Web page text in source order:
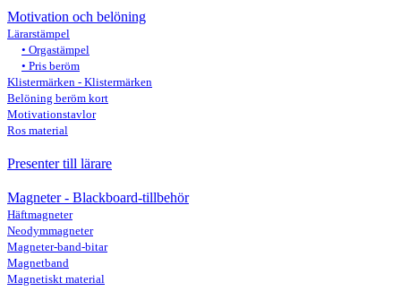
Motivation och belöning
Lärarstämpel
Orgastämpel
Pris beröm
Klistermärken - Klistermärken
Belöning beröm kort
Motivationstavlor
Ros material
Presenter till lärare
Magneter - Blackboard-tillbehör
Häftmagneter
Neodymmagneter
Magneter-band-bitar
Magnetband
Magnetiskt material